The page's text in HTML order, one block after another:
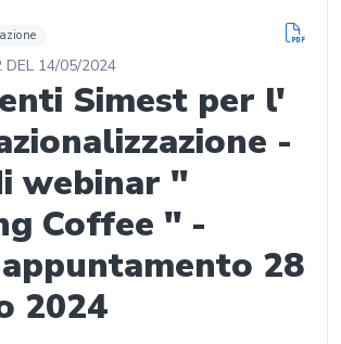
DEL 14/05/2024
Simest per l'
-
webinar "
Coffee " -
28
2024